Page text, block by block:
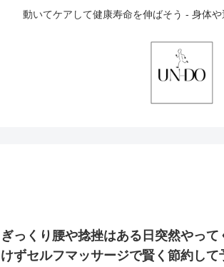
動いてケアして健康寿命を伸ばそう - 身体
ぎっくり腰や捻挫はある日突然やっ
けずセルフマッサージで賢く節約して